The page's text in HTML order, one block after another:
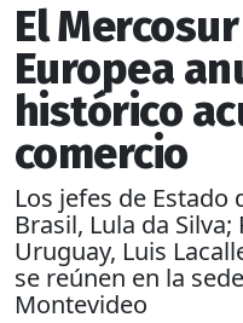
El
Europea
histórico
comercio
Los jefes de Estado
Brasil, Lula da
Uruguay, Luis
se reúnen en la
Montevideo